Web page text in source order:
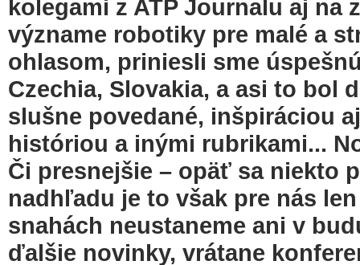
kolegami z ATP Journalu aj na
význame robotiky pre malé a
ohlasom, priniesli sme
Czechia, Slovakia, a asi to bol
slušne povedané, inšpiráciou
históriou a inými rubrikami...
Či presnejšie – opäť sa niekto
nadhľadu je to však pre nás
snahách neustaneme ani v
ďalšie novinky, vrátane